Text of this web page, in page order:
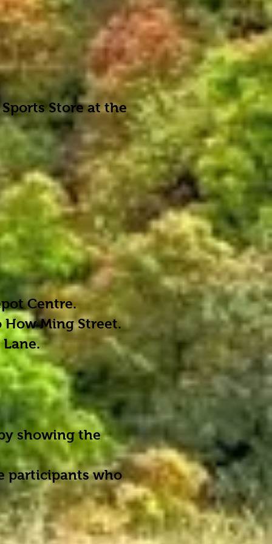
Store at the
Centre.
Ming Street.
showing the
participants who